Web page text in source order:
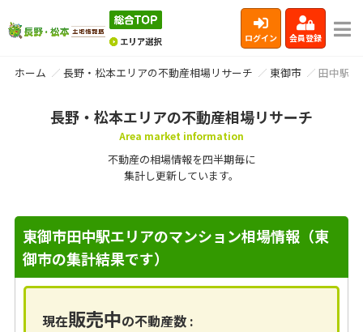
ログイン 会員登録
ホーム 長野・松本エリアの不動産相場リサーチ 東御市 田中駅
長野・松本エリアの不動産相場リサーチ
Area market information
不動産の相場情報を四半期毎に
集計し更新しています。
東御市田中駅エリアのマンション相場情報（東
御市の集計結果です）
現在販売中の不動産数 :